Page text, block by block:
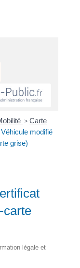
> Carte
Véhicule modifié
grise)
carte
légale et